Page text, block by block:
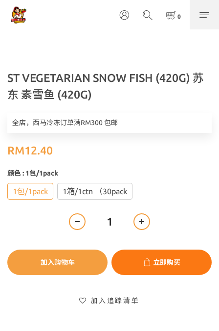
ST VEGETARIAN SNOW FISH (420G) 苏
东 素雪鱼 (420G)
全店，西马冷冻订单满RM300 包邮
RM12.40
颜色: 1包/1pack
1包/1pack 1箱/1ctn （30pack
加入购物车 立即购买
加入追踪清单